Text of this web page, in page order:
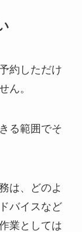
約しただけ
ん。
る範囲でそ
は、どのよ
バイスなど
業としては